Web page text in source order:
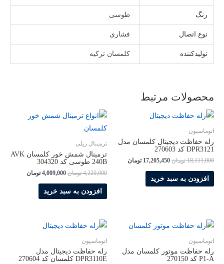
رنگ طوسی
نوع اتصال فشاری
تولیدکننده کلمسان ترکیه
محصولات مرتبط
اتوماسیون
رله حفاظت دیجیتال کلمسان مدل
DPR3121 کد 270603
18,111,000 تومان قیمت
17,205,450 تومان
17,205,450 تومان
افزودن به سبد خرید
ترمینال ریلی
ترمینال شمش خور کلمسان AVK
240B طوسی کد 304320
4,220,000 تومان قیمت
بود.
4,009,000 تومان
افزودن به سبد خرید
اتوماسیون
رله حفاظت موتور کلمسان مدل
P1-A کد 270150
اتوماسیون
رله حفاظت دیجیتال مدل
DPR3110E کلمسان کد 270604